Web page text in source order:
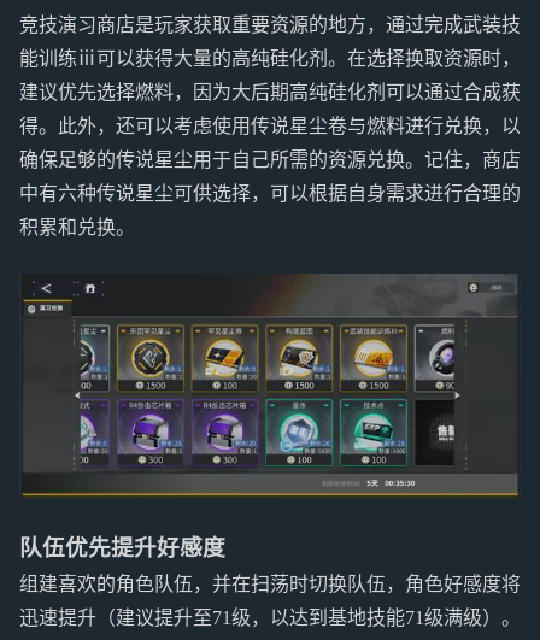
竞技演习商店是玩家获取重要资源的地方，通过完成武装技
能训练ⅲ可以获得大量的高纯硅化剂。在选择换取资源时，
建议优先选择燃料，因为大后期高纯硅化剂可以通过合成获
得。此外，还可以考虑使用传说星尘卷与燃料进行兑换，以
确保足够的传说星尘用于自己所需的资源兑换。记住，商店
中有六种传说星尘可供选择，可以根据自身需求进行合理的
积累和兑换。
队伍优先提升好感度
组建喜欢的角色队伍，并在扫荡时切换队伍，角色好感度将
迅速提升（建议提升至71级，以达到基地技能71级满级）。